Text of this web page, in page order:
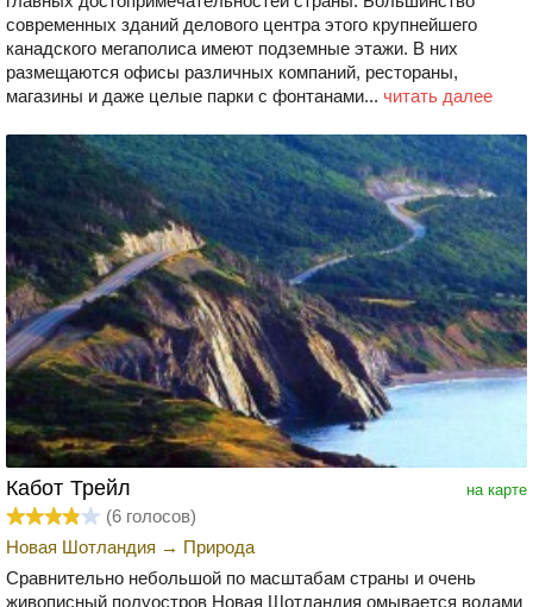
современных зданий делового центра этого крупнейшего
канадского мегаполиса имеют подземные этажи. В них
размещаются офисы различных компаний, рестораны,
магазины и даже целые парки с фонтанами... читать далее
на карте
Кабот Трейл
(6 голосов)
Новая Шотландия → Природа
Сравнительно небольшой по масштабам страны и очень
живописный полуостров Новая Шотландия омывается водами